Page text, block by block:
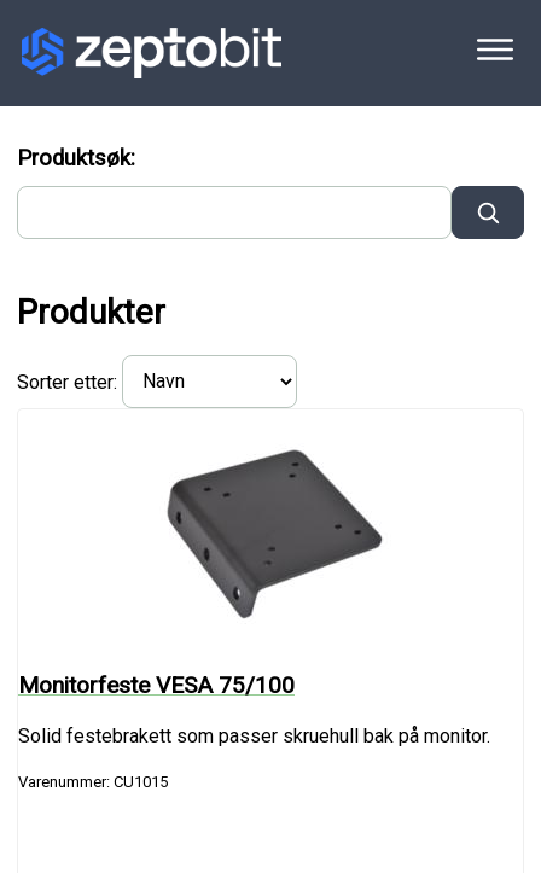
Produktsøk:
Produkter
Sorter etter:
Monitorfeste VESA 75/100
Solid festebrakett som passer skruehull bak på monitor.
Varenummer: CU1015